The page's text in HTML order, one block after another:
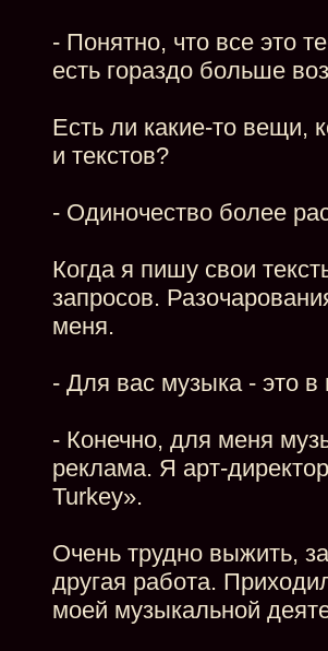
- Понятно, что все это
есть гораздо больше
Есть ли какие-то вещи,
и текстов?
- Одиночество более
Когда я пишу свои
запросов.
меня.
- Для вас музыка - это в
- Конечно, для меня
реклама. Я арт-
Turkey».
Очень трудно выжить,
другая работа.
моей музыкальной